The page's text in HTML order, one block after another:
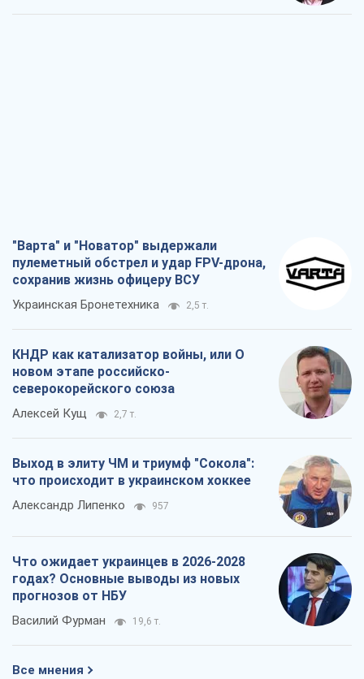
"Варта" и "Новатор" выдержали
пулеметный обстрел и удар FPV-дрона,
сохранив жизнь офицеру ВСУ
Украинская Бронетехника 2,5 т.
КНДР как катализатор войны, или О
новом этапе российско-
северокорейского союза
Алексей Кущ 2,7 т.
Выход в элиту ЧМ и триумф "Сокола":
что происходит в украинском хоккее
Александр Липенко 957
Что ожидает украинцев в 2026-2028
годах? Основные выводы из новых
прогнозов от НБУ
Василий Фурман 19,6 т.
Все мнения